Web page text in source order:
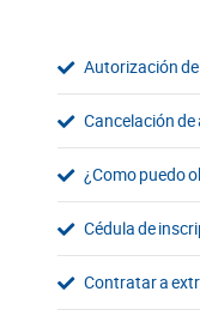
Autorización
Cancelación
¿Como puedo
Cédula de
Contratar a